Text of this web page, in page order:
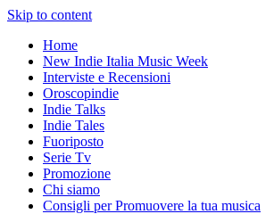
Skip to content
Home
New Indie Italia Music Week
Interviste e Recensioni
Oroscopindie
Indie Talks
Indie Tales
Fuoriposto
Serie Tv
Promozione
Chi siamo
Consigli per Promuovere la tua musica